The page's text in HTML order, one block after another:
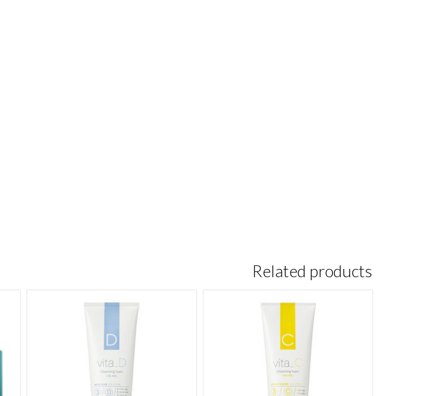
Related products